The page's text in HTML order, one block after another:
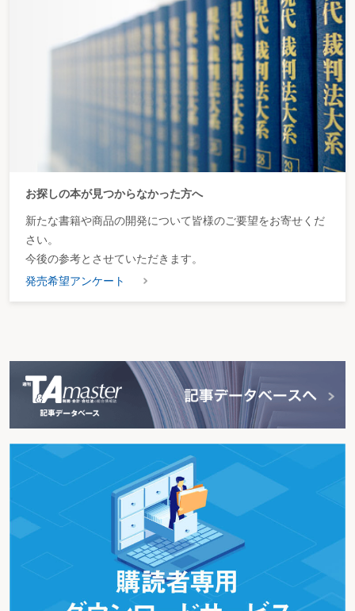
お探しの本が見つからなかった方へ
新たな書籍や商品の開発について皆様のご要望をお寄せくだ
さい。
今後の参考とさせていただきます。
発売希望アンケート